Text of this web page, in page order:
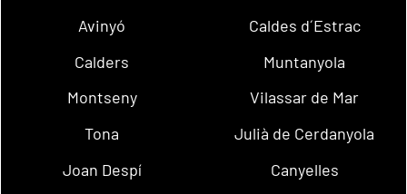
Avinyó
Caldes d´Estrac
Calders
Muntanyola
Montseny
Vilassar de Mar
Tona
Julià de Cerdanyola
Joan Despí
Canyelles